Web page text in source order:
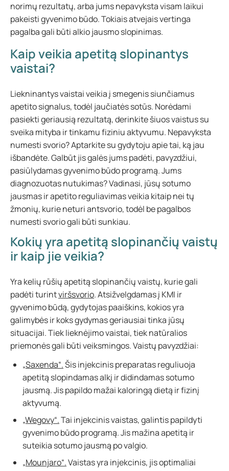
norimų rezultatų, arba jums nepavyksta visam laikui
pakeisti gyvenimo būdo. Tokiais atvejais vertinga
pagalba gali būti alkio jausmo slopinimas.
Kaip veikia apetitą slopinantys
vaistai?
Liekninantys vaistai veikia į smegenis siunčiamus
apetito signalus, todėl jaučiatės sotūs. Norėdami
pasiekti geriausią rezultatą, derinkite šiuos vaistus su
sveika mityba ir tinkamu fiziniu aktyvumu. Nepavyksta
numesti svorio? Aptarkite su gydytoju apie tai, ką jau
išbandėte. Galbūt jis galės jums padėti, pavyzdžiui,
pasiūlydamas gyvenimo būdo programą. Jums
diagnozuotas nutukimas? Vadinasi, jūsų sotumo
jausmas ir apetito reguliavimas veikia kitaip nei tų
žmonių, kurie neturi antsvorio, todėl be pagalbos
numesti svorio gali būti sunkiau.
Kokių yra apetitą slopinančių vaistų
ir kaip jie veikia?
Yra kelių rūšių apetitą slopinančių vaistų, kurie gali
padėti turintviršsvorio. Atsižvelgdamas į KMI ir
gyvenimo būdą, gydytojas paaiškins, kokios yra
galimybės ir koks gydymas geriausiai tinka jūsų
situacijai. Tiek lieknėjimo vaistai, tiek natūralios
priemonės gali būti veiksmingos. Vaistų pavyzdžiai:
„Saxenda“.Šis injekcinis preparatas reguliuoja
apetitą slopindamas alkį ir didindamas sotumo
jausmą. Jis papildo mažai kaloringą dietą ir fizinį
aktyvumą.
„Wegovy“.Tai injekcinis vaistas, galintis papildyti
gyvenimo būdo programą. Jis mažina apetitą ir
suteikia sotumo jausmą po valgio.
„Mounjaro“.Vaistas yra injekcinis, jis optimaliai